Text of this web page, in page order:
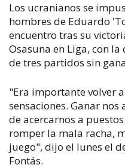
Los ucranianos se
hombres de Eduardo
encuentro tras su
Osasuna en Liga, con
de tres partidos sin
"Era importante volver
sensaciones. Ganar
de acercarnos a
romper la mala racha,
juego", dijo el lunes el
Fontás.